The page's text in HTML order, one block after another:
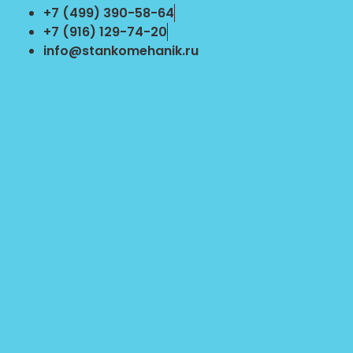
Перейти
содержимому
+7 (499) 390-58-64
+7 (916) 129-74-20
info@stankomehanik.ru